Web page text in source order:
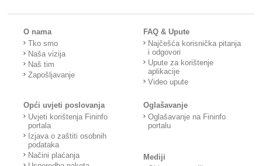
O nama
Tko smo
Naša vizija
Naš tim
Zapošljavanje
FAQ & Upute
Najčešća korisnička pitanja
i odgovori
Upute za korištenje
aplikacije
Video upute
Opći uvjeti poslovanja
Uvjeti korištenja Fininfo
portala
Izjava o zaštiti osobnih
podataka
Načini plaćanja
Oglašavanje
Oglašavanje na Fininfo
portalu
Mediji